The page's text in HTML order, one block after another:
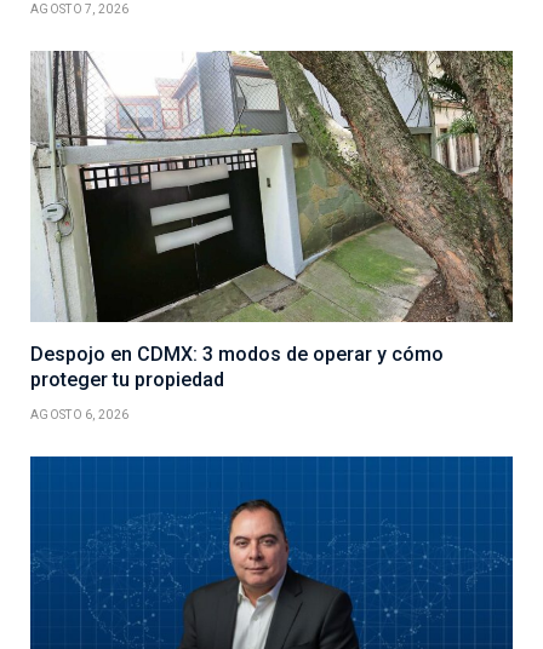
AGOSTO 7, 2026
Despojo en CDMX: 3 modos de operar y cómo
proteger tu propiedad
AGOSTO 6, 2026